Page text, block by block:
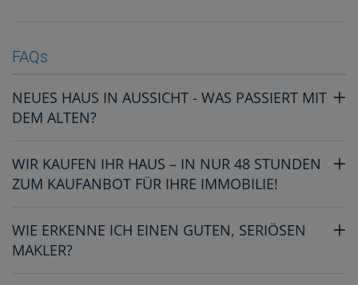
FAQs
NEUES HAUS IN AUSSICHT - WAS PASSIERT MIT
DEM ALTEN?
WIR KAUFEN IHR HAUS – IN NUR 48 STUNDEN
ZUM KAUFANBOT FÜR IHRE IMMOBILIE!
WIE ERKENNE ICH EINEN GUTEN, SERIÖSEN
MAKLER?